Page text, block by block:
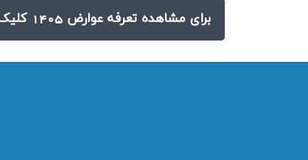
برای مشاهده تعرفه عوارض 1405 کلیک نمایید